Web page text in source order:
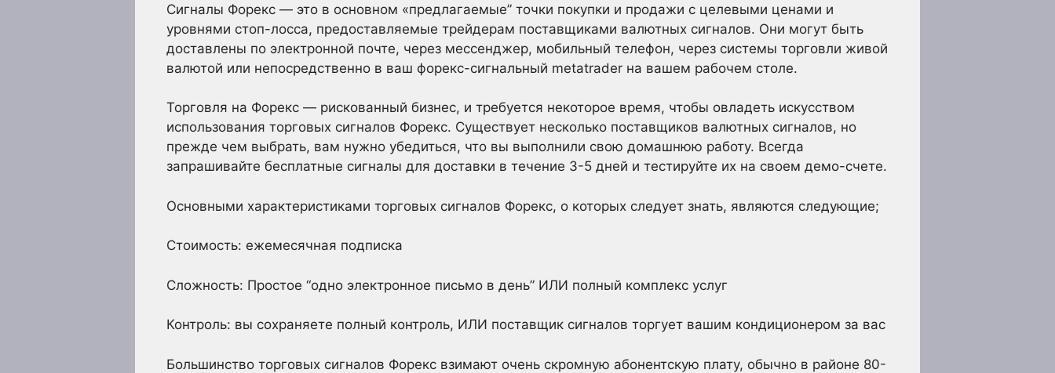
Сигналы Форекс — это в основном «предлагаемые” точки покупки и продажи с целевыми ценами и
уровнями стоп-лосса, предоставляемые трейдерам поставщиками валютных сигналов. Они могут быть
доставлены по электронной почте, через мессенджер, мобильный телефон, через системы торговли живой
валютой или непосредственно в ваш форекс-сигнальный metatrader на вашем рабочем столе.
Торговля на Форекс — рискованный бизнес, и требуется некоторое время, чтобы овладеть искусством
использования торговых сигналов Форекс. Существует несколько поставщиков валютных сигналов, но
прежде чем выбрать, вам нужно убедиться, что вы выполнили свою домашнюю работу. Всегда
запрашивайте бесплатные сигналы для доставки в течение 3-5 дней и тестируйте их на своем демо-счете.
Основными характеристиками торговых сигналов Форекс, о которых следует знать, являются следующие;
Стоимость: ежемесячная подписка
Сложность: Простое “одно электронное письмо в день” ИЛИ полный комплекс услуг
Контроль: вы сохраняете полный контроль, ИЛИ поставщик сигналов торгует вашим кондиционером за вас
Большинство торговых сигналов Форекс взимают очень скромную абонентскую плату, обычно в районе 80-